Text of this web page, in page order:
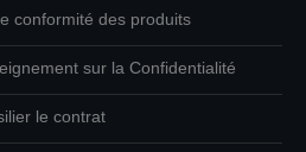
conformité des produits
sur la Confidentialité
le contrat